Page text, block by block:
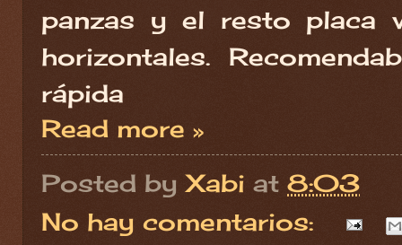
panzas y el resto placa
horizontales.
rápida
Read more »
Posted byXabi at 8:03
No hay comentarios: